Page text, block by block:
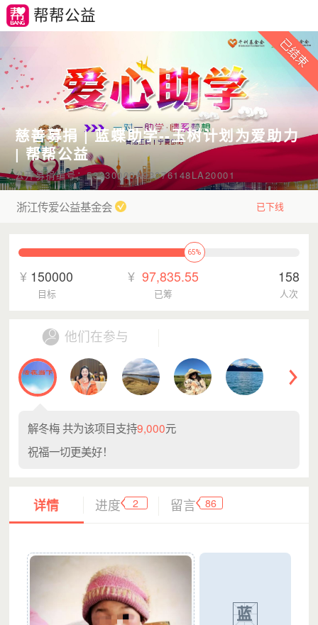
帮帮公益
慈善募捐 | 蓝蝶助学--玉树计划为爱助力
| 帮帮公益
公开募捐编号：53330000A93376148LA20001
浙江传爱公益基金会 已下线
65%
¥ 150000
目标
¥ 97,835.55
已筹
158
人次
他们在参与
解冬梅共为该项目支持9,000元
祝福一切更美好！
详情 进度 2 留言 86
蓝